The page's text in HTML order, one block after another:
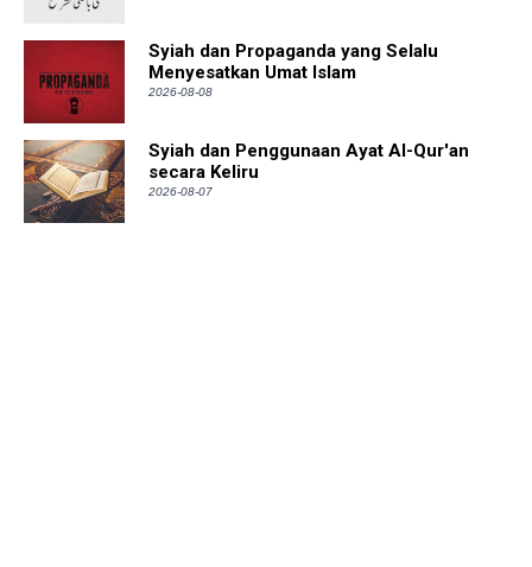
Syiah dan Propaganda yang Selalu
Menyesatkan Umat Islam
2026-08-08
Syiah dan Penggunaan Ayat Al-Qur'an
secara Keliru
2026-08-07